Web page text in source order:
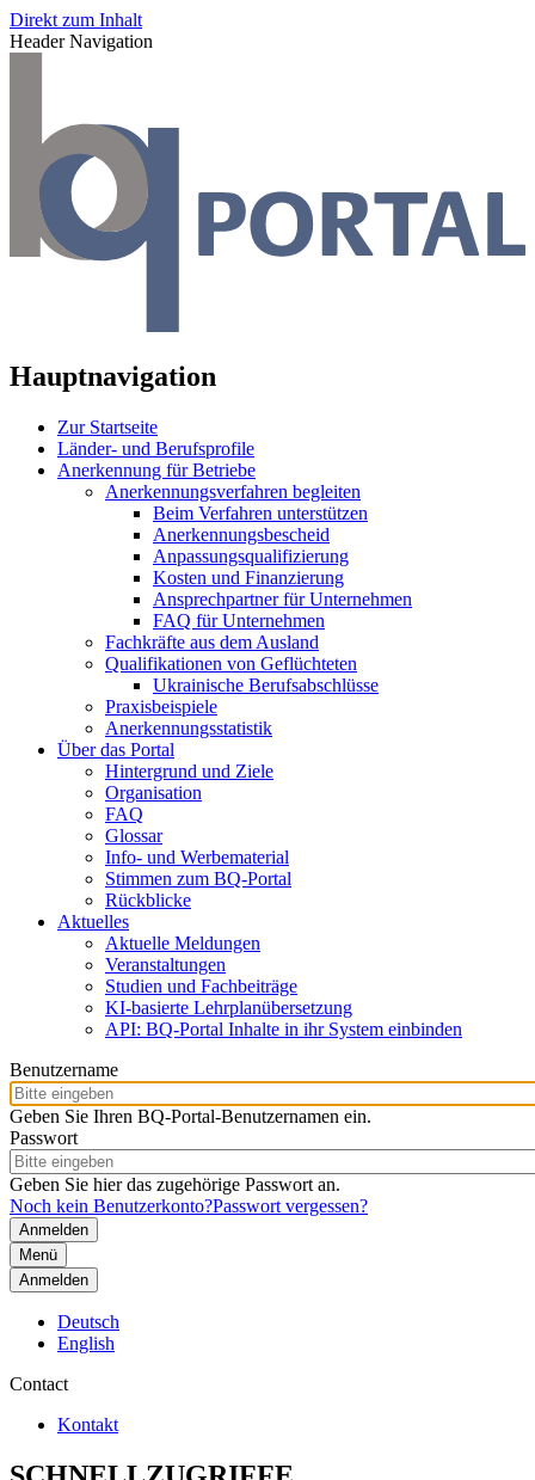
Direkt zum Inhalt
Header Navigation
Hauptnavigation
Zur Startseite
Länder- und Berufsprofile
Anerkennung für Betriebe
Anerkennungsverfahren begleiten
Beim Verfahren unterstützen
Anerkennungsbescheid
Anpassungsqualifizierung
Kosten und Finanzierung
Ansprechpartner für Unternehmen
FAQ für Unternehmen
Fachkräfte aus dem Ausland
Qualifikationen von Geflüchteten
Ukrainische Berufsabschlüsse
Praxisbeispiele
Anerkennungsstatistik
Über das Portal
Hintergrund und Ziele
Organisation
FAQ
Glossar
Info- und Werbematerial
Stimmen zum BQ-Portal
Rückblicke
Aktuelles
Aktuelle Meldungen
Veranstaltungen
Studien und Fachbeiträge
KI-basierte Lehrplanübersetzung
API: BQ-Portal Inhalte in ihr System einbinden
Benutzername
Geben Sie Ihren BQ-Portal-Benutzernamen ein.
Passwort
Geben Sie hier das zugehörige Passwort an.
Noch kein Benutzerkonto?Passwort vergessen?
Menü
Anmelden
Deutsch
English
Contact
Kontakt